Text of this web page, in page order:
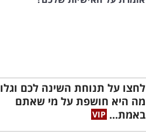
לחצו על תנוחת השינה לכם וגלו
מה היא חושפת על מי שאתם
באמת...